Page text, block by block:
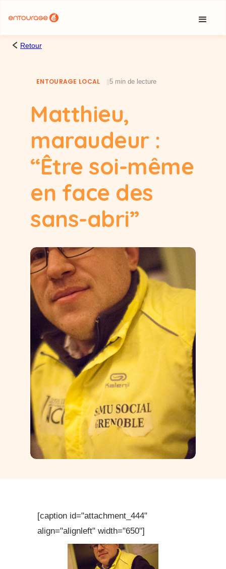
Retour
ENTOURAGE LOCAL 5 min de lecture
Matthieu,
maraudeur :
“Être soi-même
en face des
sans-abri”
[caption id="attachment_444"
align="alignleft" width="650"]